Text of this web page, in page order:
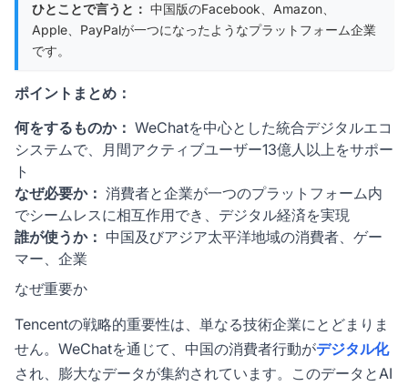
ひとことで言うと： 中国版のFacebook、Amazon、
Apple、PayPalが一つになったようなプラットフォーム企業
です。
ポイントまとめ：
何をするものか： WeChatを中心とした統合デジタルエコ
システムで、月間アクティブユーザー13億人以上をサポー
ト
なぜ必要か： 消費者と企業が一つのプラットフォーム内
でシームレスに相互作用でき、デジタル経済を実現
誰が使うか： 中国及びアジア太平洋地域の消費者、ゲー
マー、企業
なぜ重要か
Tencentの戦略的重要性は、単なる技術企業にとどまりま
せん。WeChatを通じて、中国の消費者行動がデジタル化
され、膨大なデータが集約されています。このデータとAI